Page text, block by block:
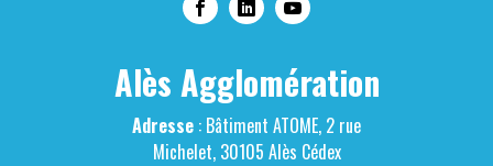
Alès Agglomération
Adresse : Bâtiment ATOME, 2 rue
Michelet, 30105 Alès Cédex